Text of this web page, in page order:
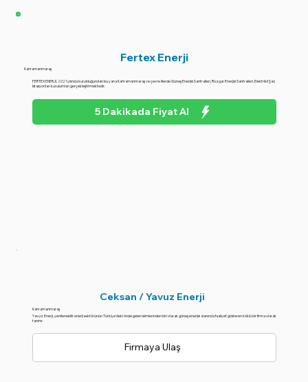
Ceksan / Yavuz Enerji
Kahramanmaraş
Yavuz Enerji, yenilenebilir enerji sektörünün Türkiye'deki önde gelen isimlerinden biri olarak güneş enerjisi alanında faaliyet gösteren köklü bir firma olarak
tanınır.
Firmaya Ulaş
Fertex Enerji
Kahramanmaraş
FERTEX ENERJİ, 2021 yılında kurulduğundan bu yana Kahramanmaraş ve çevre illerde Güneş Enerjisi Santralleri, Rüzgar Enerjisi Santralleri, Elektrikli Şarj
İstasyonları kurulumları gerçekleştirmektedir.
5 Dakikada Fiyat Al